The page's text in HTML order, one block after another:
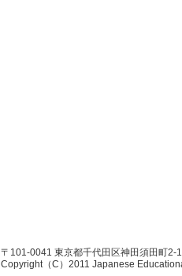
〒101-0041 東京都千代田区神田須田町2-
Copyright（C）2011 Japanese